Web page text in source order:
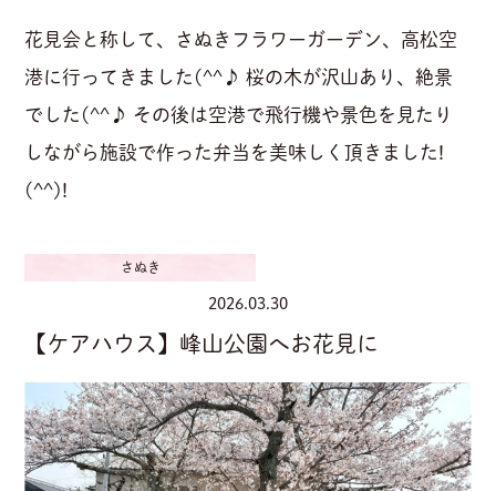
花見会と称して、さぬきフラワーガーデン、高松空
港に行ってきました(^^♪ 桜の木が沢山あり、絶景
でした(^^♪ その後は空港で飛行機や景色を見たり
しながら施設で作った弁当を美味しく頂きました!
(^^)!
さぬき
2026.03.30
【ケアハウス】峰山公園へお花見に